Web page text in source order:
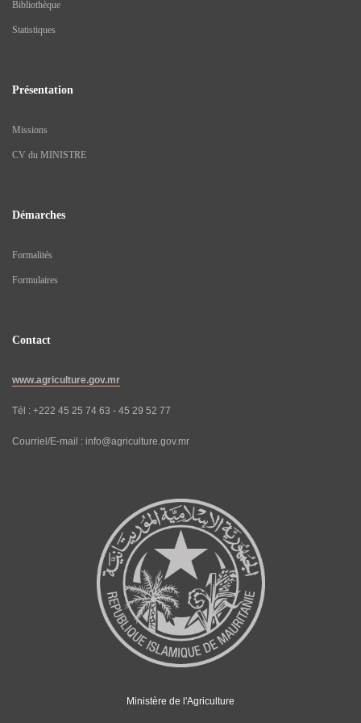
menu-
footer
Bibliothèque
Statistiques
Présentation
Missions
CV du MINISTRE
Démarches
Formalités
Formulaires
Contact
www.agriculture.gov.mr
Tél : +222 45 25 74 63 - 45 29 52 77
Courriel/E-mail : info@agriculture.gov.mr
Ministère de l'Agriculture